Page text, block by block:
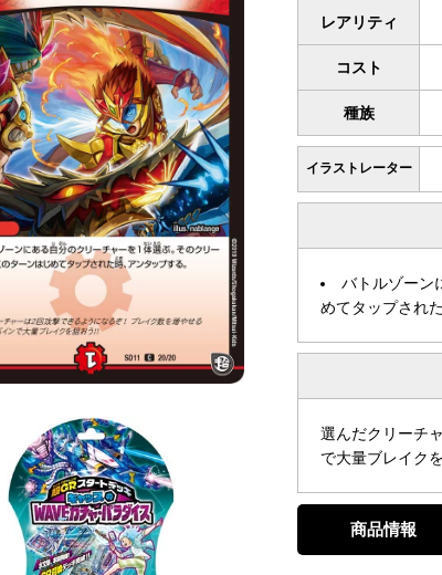
レアリティ
コスト
種族
イラストレーター
バトルゾーン
めてタップされ
選んだクリーチ
で大量ブレイク
商品情報